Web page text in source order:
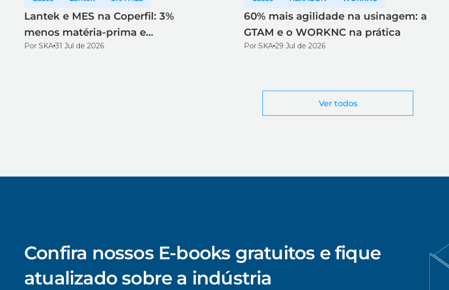
Ver todos
Lantek e MES na Coperfil: 3%
menos matéria-prima e
rastreabilidade total no corte a laser
Por SKA 31 Jul de 2026
60% mais agilidade na usinagem: a
GTAM e o WORKNC na prática
Por SKA 29 Jul de 2026
Confira nossos E-books gratuitos e fique
atualizado sobre a indústria